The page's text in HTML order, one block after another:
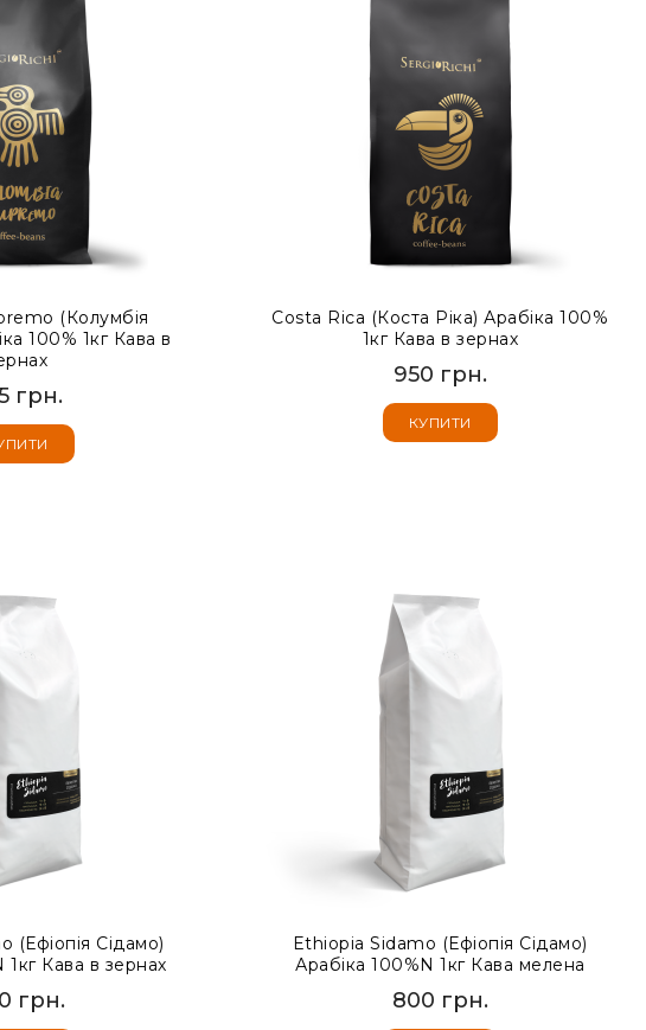
(Колумбія
100% 1кг Кава в
грн.
Costa Rica (Коста Ріка) Арабіка 100%
1кг Кава в зернах
950 грн.
КУПИТИ
(Ефіопія Сідамо)
1кг Кава в зернах
грн.
Ethiopia Sidamo (Ефіопія Сідамо)
Арабіка 100%N 1кг Кава мелена
800 грн.